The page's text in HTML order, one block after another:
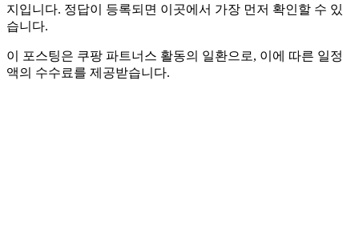
지입니다. 정답이 등록되면 이곳에서 가장 먼저 확인할 수 있
습니다.
이 포스팅은 쿠팡 파트너스 활동의 일환으로, 이에 따른 일정
액의 수수료를 제공받습니다.